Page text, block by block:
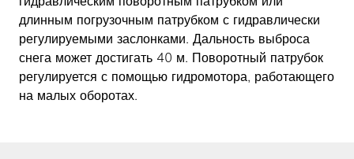
длинным погрузочным патрубком с гидравлически
регулируемыми заслонками. Дальность выброса
снега может достигать 40 м. Поворотный патрубок
регулируется с помощью гидромотора, работающего
на малых оборотах.